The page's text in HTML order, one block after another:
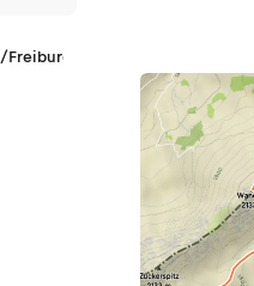
/Freiburger Alpen